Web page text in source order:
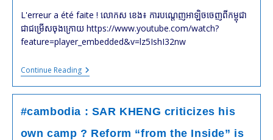
WILL
MEET
TOMORROW
!
modified:
L'erreur a été faite ! លោកស​ ខេង៖ ការបណ្តេញអាឡិចចេញពីកម្ពុជា
ជាជម្រើសចុងក្រោយ https://www.youtube.com/watch?
feature=player_embedded&v=lz5IshI32nw
Continue Reading#cambodge
:
SAR
Sur
L’Expulsion
D’ALEX
#cambodia : SAR KHENG criticizes his
own camp ? Reform “from the Inside” is